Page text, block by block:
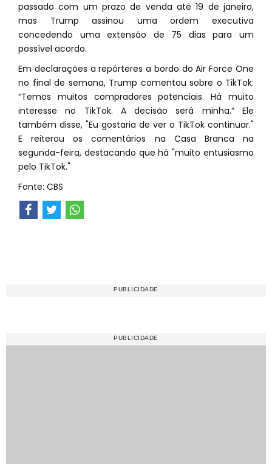
passado com um prazo de venda até 19 de janeiro,
mas Trump assinou uma ordem executiva
concedendo uma extensão de 75 dias para um
possível acordo.
Em declarações a repórteres a bordo do Air Force One
no final de semana, Trump comentou sobre o TikTok:
“Temos muitos compradores potenciais. Há muito
interesse no TikTok. A decisão será minha.” Ele
também disse, "Eu gostaria de ver o TikTok continuar."
E reiterou os comentários na Casa Branca na
segunda-feira, destacando que há "muito entusiasmo
pelo TikTok."
Fonte: CBS